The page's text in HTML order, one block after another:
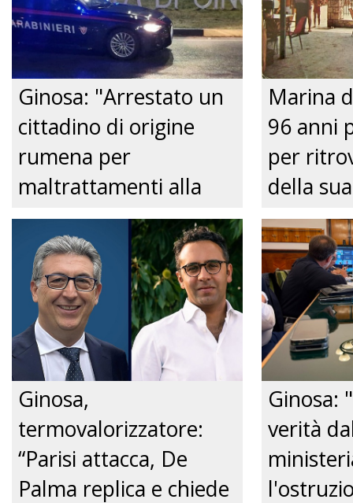
Ginosa: "Arrestato un
cittadino di origine
rumena per
maltrattamenti alla
convivente." Just tv
Marina
96 anni
per
della
dalla
Just tv
Ginosa,
termovalorizzatore:
“Parisi attacca, De
Palma replica e chiede
Ginosa:
verità